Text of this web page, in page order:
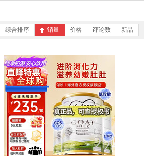
综合排序 销量 价格 评论数 新品